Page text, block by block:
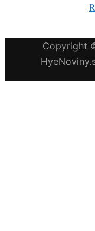
Copyright